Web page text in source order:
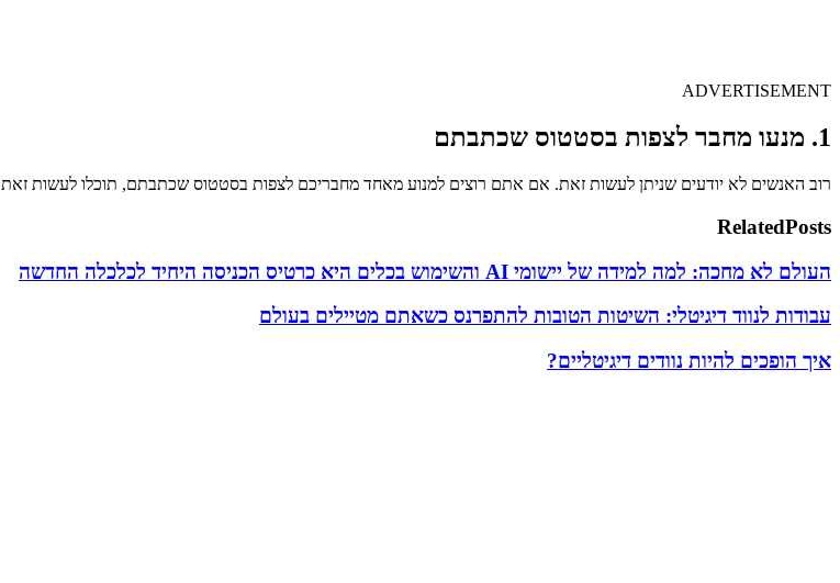
ADVERTISEMENT
1. מנעו מחבר לצפות בסטטוס שכתבתם
רוב האנשים לא יודעים שניתן לעשות זאת. אם אתם רוצים למנוע מאחד מחבריכם לצפות בסטטוס שכתבתם, תוכלו לעשות
RelatedPosts
העולם לא מחכה: למה למידה של יישומי AI והשימוש בכלים היא כרטיס הכניסה היחיד לכלכלה החדשה
עבודות לנווד דיגיטלי: השיטות הטובות להתפרנס כשאתם מטיילים בעולם
איך הופכים להיות נוודים דיגיטליים?